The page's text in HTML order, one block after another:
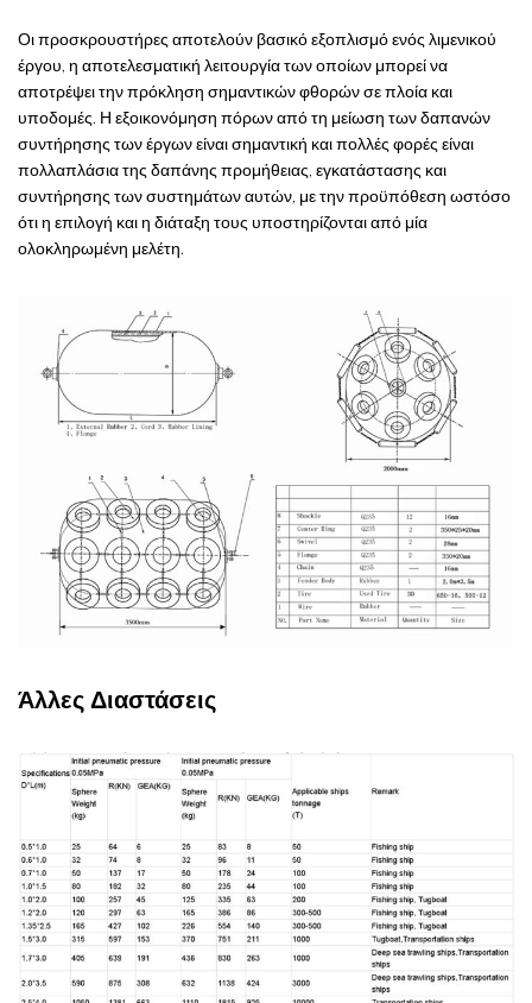
Οι προσκρουστήρες αποτελούν βασικό εξοπλισμό ενός λιμενικού
έργου, η αποτελεσματική λειτουργία των οποίων μπορεί να
αποτρέψει την πρόκληση σημαντικών φθορών σε πλοία και
υποδομές. Η εξοικονόμηση πόρων από τη μείωση των δαπανών
συντήρησης των έργων είναι σημαντική και πολλές φορές είναι
πολλαπλάσια της δαπάνης προμήθειας, εγκατάστασης και
συντήρησης των συστημάτων αυτών, με την προϋπόθεση ωστόσο
ότι η επιλογή και η διάταξη τους υποστηρίζονται από μία
ολοκληρωμένη μελέτη.
Άλλες Διαστάσεις